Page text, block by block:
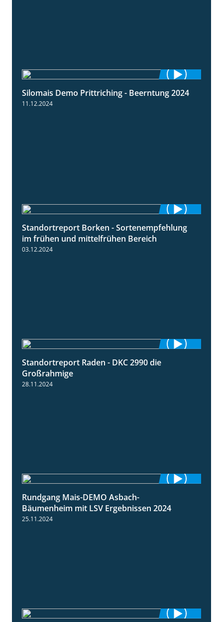
12:28
Silomais Demo Prittriching - Beerntung 2024
11.12.2024
7:53
Standortreport Borken - Sortenempfehlung
im frühen und mittelfrühen Bereich
03.12.2024
Standortreport Raden - DKC 2990 die
Großrahmige
28.11.2024
Rundgang Mais-DEMO Asbach-
Bäumenheim mit LSV Ergebnissen 2024
25.11.2024